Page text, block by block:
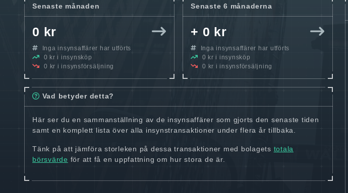
Senaste månaden
0 kr
Inga insynsaffärer har utförts
0 kr i insynsköp
0 kr i insynsförsäljning
Senaste 6 månaderna
+ 0 kr
Inga insynsaffärer har utförts
0 kr i insynsköp
0 kr i insynsförsäljning
Vad betyder detta?
Här ser du en sammanställning av de insynsaffärer som gjorts den senaste tiden
samt en komplett lista över alla insynstransaktioner under flera år tillbaka.
Tänk på att jämföra storleken på dessa transaktioner med bolagets totala
börsvärde för att få en uppfattning om hur stora de är.